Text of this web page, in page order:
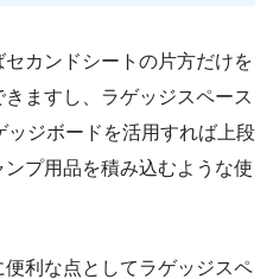
カンドシートの片方だけを
ますし、ラゲッジスペース
ッジボードを活用すれば上段
プ用品を積み込むような使
利な点としてラゲッジスペ